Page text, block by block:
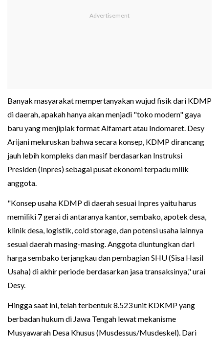
Banyak masyarakat mempertanyakan wujud fisik dari KDMP
di daerah, apakah hanya akan menjadi "toko modern" gaya
baru yang menjiplak format Alfamart atau Indomaret. Desy
Arijani meluruskan bahwa secara konsep, KDMP dirancang
jauh lebih kompleks dan masif berdasarkan Instruksi
Presiden (Inpres) sebagai pusat ekonomi terpadu milik
anggota.
"Konsep usaha KDMP di daerah sesuai Inpres yaitu harus
memiliki 7 gerai di antaranya kantor, sembako, apotek desa,
klinik desa, logistik, cold storage, dan potensi usaha lainnya
sesuai daerah masing-masing. Anggota diuntungkan dari
harga sembako terjangkau dan pembagian SHU (Sisa Hasil
Usaha) di akhir periode berdasarkan jasa transaksinya," urai
Desy.
Hingga saat ini, telah terbentuk 8.523 unit KDKMP yang
berbadan hukum di Jawa Tengah lewat mekanisme
Musyawarah Desa Khusus (Musdessus/Musdeskel). Dari